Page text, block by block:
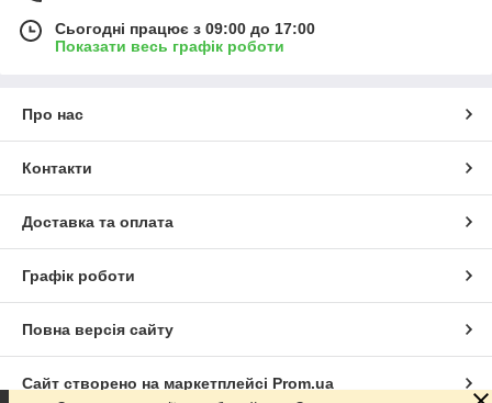
Сьогодні працює з 09:00 до 17:00
Показати весь графік роботи
Про нас
Контакти
Доставка та оплата
Графік роботи
Повна версія сайту
Сайт створено на маркетплейсі Prom.ua